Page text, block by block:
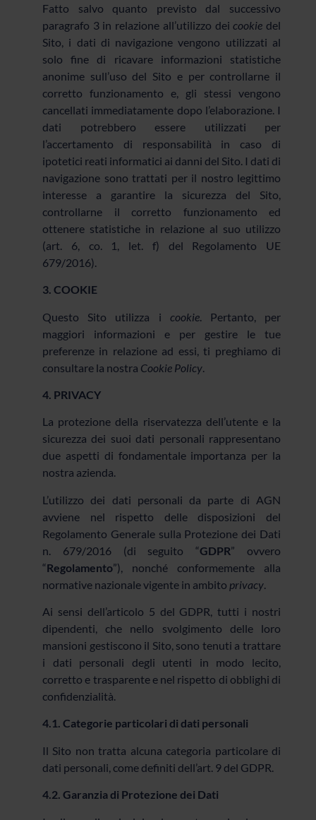
Fatto salvo quanto previsto dal successivo
paragrafo 3 in relazione all’utilizzo deicookie del
Sito, i dati di navigazione vengono utilizzati al
solo fine di ricavare informazioni statistiche
anonime sull’uso del Sito e per controllarne il
corretto funzionamento e, gli stessi vengono
cancellati immediatamente dopo l’elaborazione. I
dati potrebbero essere utilizzati per
l’accertamento di responsabilità in caso di
ipotetici reati informatici ai danni del Sito. I dati di
navigazione sono trattati per il nostro legittimo
interesse a garantire la sicurezza del Sito,
controllarne il corretto funzionamento ed
ottenere statistiche in relazione al suo utilizzo
(art. 6, co. 1, let. f) del Regolamento UE
679/2016).
3. COOKIE
Questo Sito utilizza i cookie. Pertanto, per
maggiori informazioni e per gestire le tue
preferenze in relazione ad essi, ti preghiamo di
consultare la nostra Cookie Policy
4. PRIVACY
La protezione della riservatezza dell’utente e la
sicurezza dei suoi dati personali rappresentano
due aspetti di fondamentale importanza per la
nostra azienda.
L’utilizzo dei dati personali da parte di AGN
avviene nel rispetto delle disposizioni del
Regolamento Generale sulla Protezione dei Dati
n. 679/2016 (di seguito “GDPR” ovvero
“Regolamento”), nonché conformemente alla
normative nazionale vigente in ambito privacy
Ai sensi dell’articolo 5 del GDPR, tutti i nostri
dipendenti, che nello svolgimento delle loro
mansioni gestiscono il Sito, sono tenuti a trattare
i dati personali degli utenti in modo lecito,
corretto e trasparente e nel rispetto di obblighi di
confidenzialità.
4.1. Categorie particolari di dati personali
Il Sito non tratta alcuna categoria particolare di
dati personali, come definiti dell’art. 9 del GDPR.
4.2. Garanzia di Protezione dei Dati